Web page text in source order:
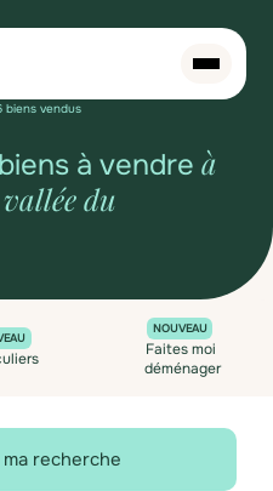
biens vendus
à vendre à
du
NOUVEAU
Faites moi
déménager
recherche